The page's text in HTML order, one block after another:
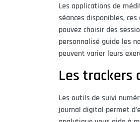
Les applications de
séances disponibles,
pouvez choisir des
personnalisé guide les
peuvent varier leurs
Les trackers
Les outils de suivi
journal digital permet